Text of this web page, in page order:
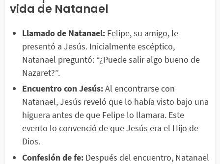
vida de Natanael
Llamado de Natanael: Felipe, su amigo, le
presentó a Jesús. Inicialmente escéptico,
Natanael preguntó: “¿Puede salir algo bueno de
Nazaret?”.
Encuentro con Jesús:Al encontrarse con
Natanael, Jesús reveló que lo había visto bajo una
higuera antes de que Felipe lo llamara. Este
evento lo convenció de que Jesús era el Hijo de
Dios.
Confesión de fe: Después del encuentro, Natanael